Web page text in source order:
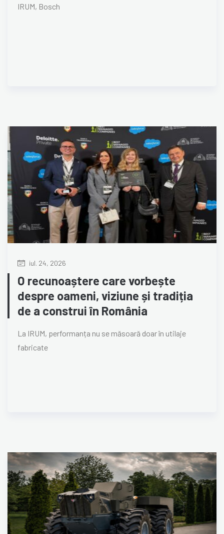
IRUM, Bosch
iul. 24, 2026
O recunoaștere care vorbește
despre oameni, viziune și tradiția
de a construi în România
La IRUM, performanța nu se măsoară doar în utilaje
fabricate